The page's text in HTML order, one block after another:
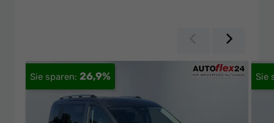
Zurück
26,9%